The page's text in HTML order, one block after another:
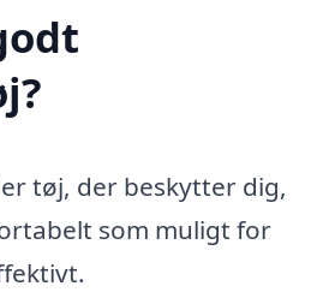
tøj, der beskytter dig,
som muligt for